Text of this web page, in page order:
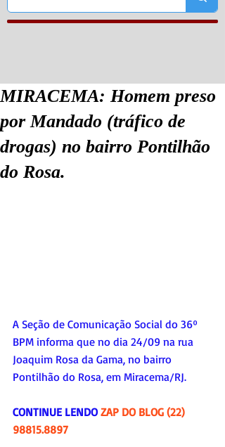
MIRACEMA: Homem preso
por Mandado (tráfico de
drogas) no bairro Pontilhão
do Rosa.
A Seção de Comunicação Social do 36º
BPM informa que no dia 24/09 na rua
Joaquim Rosa da Gama, no bairro
Pontilhão do Rosa, em Miracema/RJ.
CONTINUE LENDO ZAP DO BLOG (22)
98815.8897